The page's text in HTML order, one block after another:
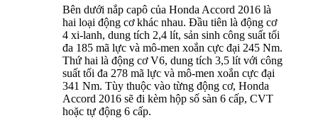
Bên dưới nắp capô của Honda Accord 2016 là
hai loại động cơ khác nhau. Đầu tiên là động cơ
4 xi-lanh, dung tích 2,4 lít, sản sinh công suất tối
đa 185 mã lực và mô-men xoắn cực đại 245 Nm.
Thứ hai là động cơ V6, dung tích 3,5 lít với công
suất tối đa 278 mã lực và mô-men xoắn cực đại
341 Nm. Tùy thuộc vào từng động cơ, Honda
Accord 2016 sẽ đi kèm hộp số sàn 6 cấp, CVT
hoặc tự động 6 cấp.